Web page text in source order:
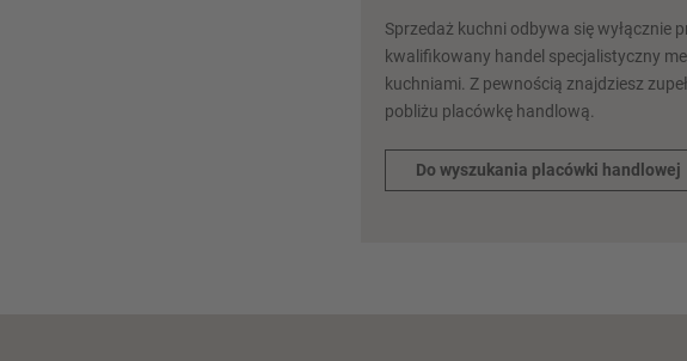
Sprzedaż kuchni odbywa się wyłącznie
kwalifikowany handel specjalistyczny
kuchniami. Z pewnością znajdziesz
pobliżu placówkę handlową.
Do wyszukania placówki handlowej